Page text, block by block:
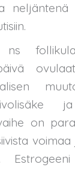
neljäntenä
ns
on
voimaa